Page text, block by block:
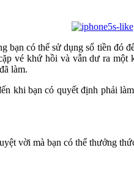
có thể sử dụng số tiền đó
vé khứ hồi và vẫn dư ra một
làm.
khi bạn có quyết định phải
vời mà bạn có thể thưởng